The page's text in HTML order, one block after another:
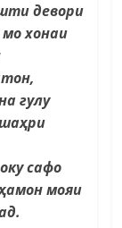
девори
хонаи
гулу
сафо
мояи